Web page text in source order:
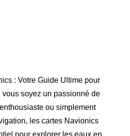
: Votre Guide Ultime pour
vous soyez un passionné de
ou simplement
les cartes Navionics
pour explorer les eaux en